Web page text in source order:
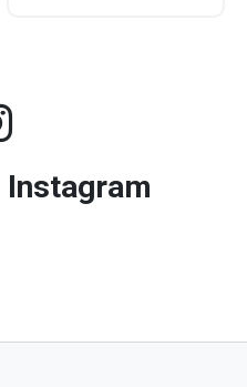
Instagram